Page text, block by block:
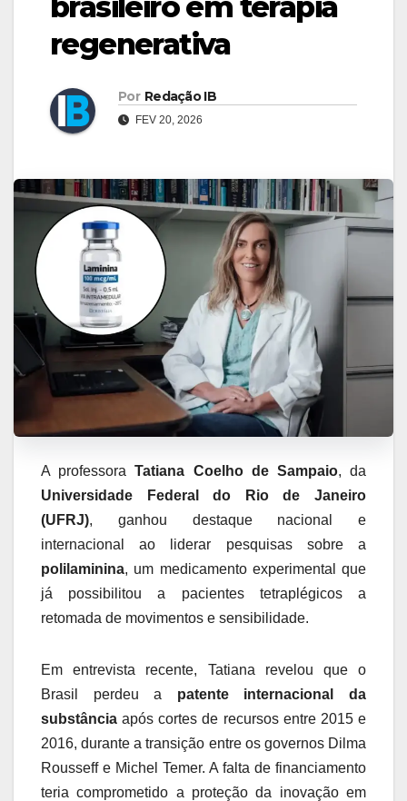
regenerativa
Por Redação IB
FEV 20, 2026
A professoraTatiana Coelho de Sampaio, da
Universidade Federal do Rio de Janeiro
(UFRJ), ganhou destaque nacional e
internacional ao liderar pesquisas sobre a
polilaminina, um medicamento experimental que
já possibilitou a pacientes tetraplégicos a
retomada de movimentos e sensibilidade.
Em entrevista recente, Tatiana revelou que o
Brasil perdeu a patente internacional da
substância após cortes de recursos entre 2015 e
2016, durante a transição entre os governos Dilma
Rousseff e Michel Temer. A falta de financiamento
teria comprometido a proteção da inovação em